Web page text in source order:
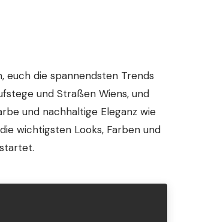
euch die spannendsten Trends
und Straßen Wiens, und
und nachhaltige Eleganz wie
wichtigsten Looks, Farben und